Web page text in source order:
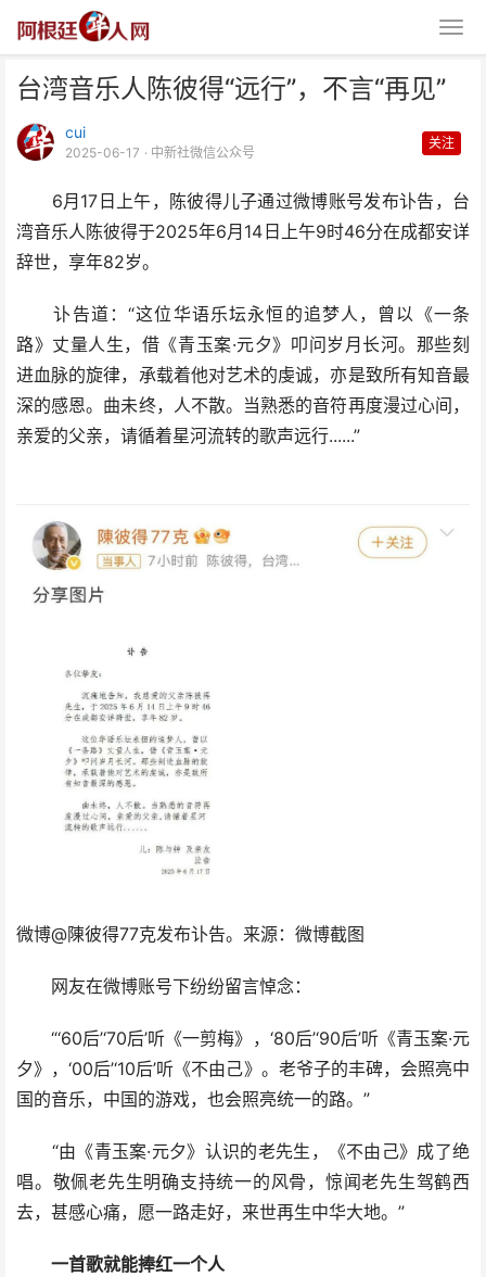
台湾音乐人陈彼得“远行”，不言“再见”
cui
2025-06-17 · 中新社微信公众号
关注
6月17日上午，陈彼得儿子通过微博账号发布讣告，台
湾音乐人陈彼得于2025年6月14日上午9时46分在成都安详
辞世，享年82岁。
讣告道：“这位华语乐坛永恒的追梦人，曾以《一条
路》丈量人生，借《青玉案·元夕》叩问岁月长河。那些刻
进血脉的旋律，承载着他对艺术的虔诚，亦是致所有知音最
深的感恩。曲未终，人不散。当熟悉的音符再度漫过心间，
亲爱的父亲，请循着星河流转的歌声远行......”
微博@陳彼得77克发布讣告。来源：微博截图
网友在微博账号下纷纷留言悼念：
“‘60后’‘70后’听《一剪梅》，‘80后’‘90后’听《青玉案·元
夕》，‘00后’‘10后’听《不由己》。老爷子的丰碑，会照亮中
国的音乐，中国的游戏，也会照亮统一的路。”
“由《青玉案·元夕》认识的老先生，《不由己》成了绝
唱。敬佩老先生明确支持统一的风骨，惊闻老先生驾鹤西
去，甚感心痛，愿一路走好，来世再生中华大地。”
一首歌就能捧红一个人
台湾音乐人陈彼得“远行”，不言